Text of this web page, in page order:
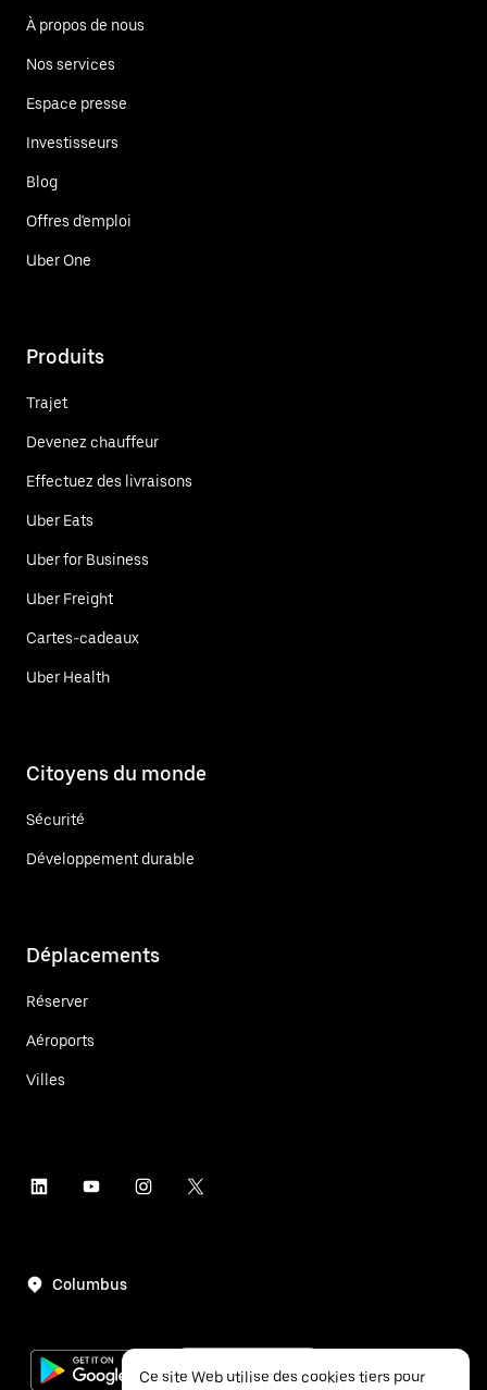
À propos de nous
Nos services
Espace presse
Investisseurs
Blog
Offres d'emploi
Uber One
Produits
Trajet
Devenez chauffeur
Effectuez des livraisons
Uber Eats
Uber for Business
Uber Freight
Cartes-cadeaux
Uber Health
Citoyens du monde
Sécurité
Développement durable
Déplacements
Réserver
Aéroports
Villes
Columbus
Ce site Web utilise des cookies tiers pour